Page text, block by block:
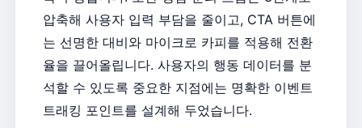
압축해 사용자 입력 부담을 줄이고, CTA 버튼에
는 선명한 대비와 마이크로 카피를 적용해 전환
율을 끌어올립니다. 사용자의 행동 데이터를 분
석할 수 있도록 중요한 지점에는 명확한 이벤트
트래킹 포인트를 설계해 두었습니다.